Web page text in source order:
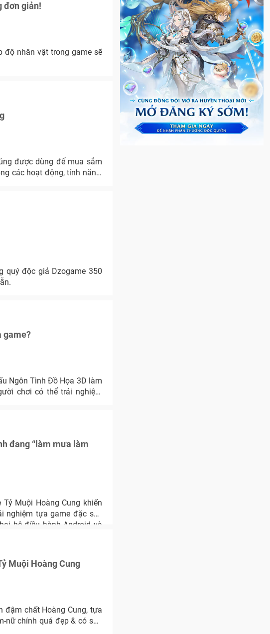
đơn giản!
độ nhân vật trong game sẽ
được dùng để mua sắm
các hoạt động, tính năng,
quý độc giả Dzogame 350
game?
Ngôn Tình Đồ Họa 3D làm
chơi có thể trải nghiệm
đang “làm mưa làm
Muội Hoàng Cung khiến
tựa game đặc sắc
hệ điều hành Android và
Muội Hoàng Cung
đậm chất Hoàng Cung, tựa
nữ chính quá đẹp & có sức